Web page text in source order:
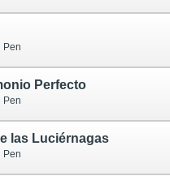
Pen
Perfecto
Pen
las Luciérnagas
Pen